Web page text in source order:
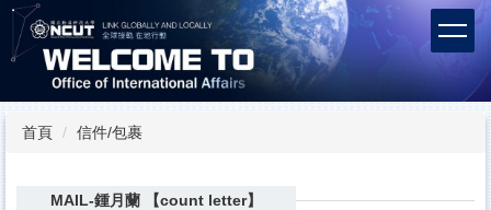
跳
到
主
內
容首頁 信件/包裹
MAIL-鍾月蘭 【count letter】